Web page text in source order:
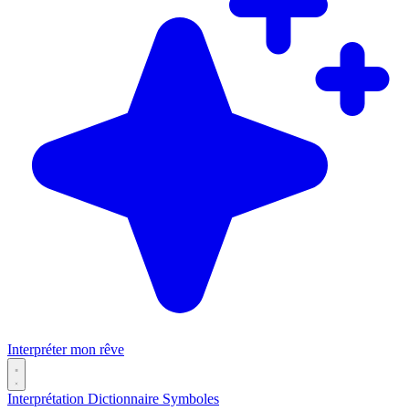
Interpréter mon rêve
Interprétation Dictionnaire Symboles